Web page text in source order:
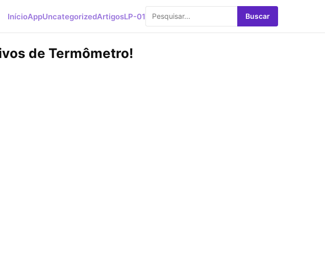
InícioAppUncategorizedArtigosLP-01 Buscar
de Termômetro!